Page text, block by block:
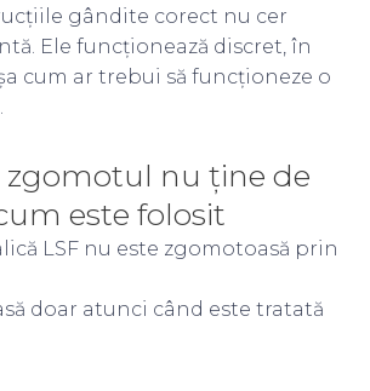
gândite corect nu cer
Ele funcționează discret, în
cum ar trebui să funcționeze o
zgomotul nu ține de
este folosit
LSF nu este zgomotoasă prin
doar atunci când este tratată